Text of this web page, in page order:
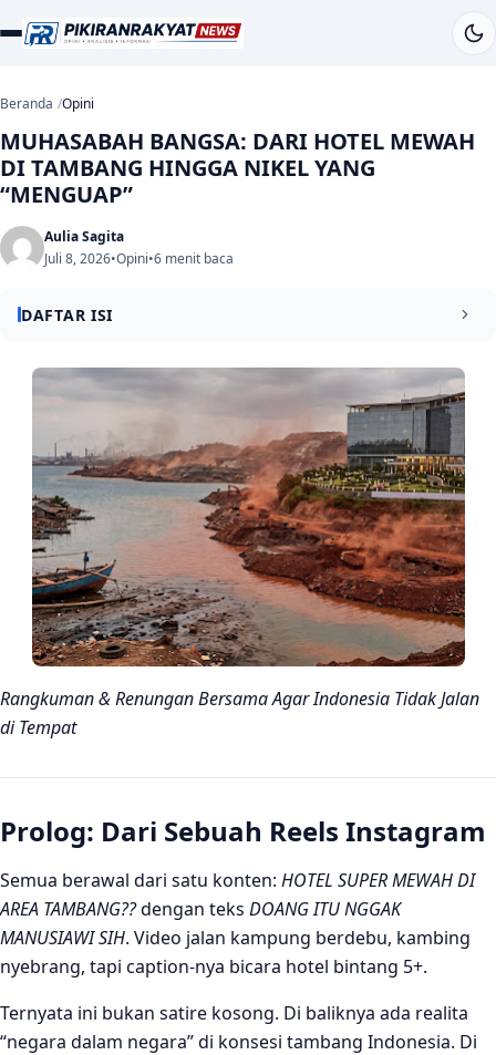
Beranda Opini
MUHASABAH BANGSA: DARI HOTEL MEWAH
DI TAMBANG HINGGA NIKEL YANG
“MENGUAP”
Aulia Sagita
Juli 8, 2026•Opini•6 menit baca
DAFTAR ISI
Prolog: Dari Sebuah Reels Instagram
Bab 1: Anatomi “Negara dalam Negara”
Bab 2: Nikel yang “Menguap” – Cermin Bobroknya Tata
Kelola
Bab 3: Muhasabah – Siapa yang “Bodoh”?
Bab 4: Ke Depan Tidak Bisa Seperti Ini Terus – 5 Jalan
Perubahan
Epilog: Cara Paling Mudah – Pilih Pemimpin Revolusioner
Penutup: Kita yang Nentuin
Rangkuman & Renungan Bersama Agar Indonesia Tidak Jalan
di Tempat
Prolog: Dari Sebuah Reels Instagram
Semua berawal dari satu konten: HOTEL SUPER MEWAH DI
AREA TAMBANG??dengan teks DOANG ITU NGGAK
MANUSIAWI SIH. Video jalan kampung berdebu, kambing
nyebrang, tapi caption-nya bicara hotel bintang 5+.
Ternyata ini bukan satire kosong. Di baliknya ada realita
“negara dalam negara” di konsesi tambang Indonesia. Di